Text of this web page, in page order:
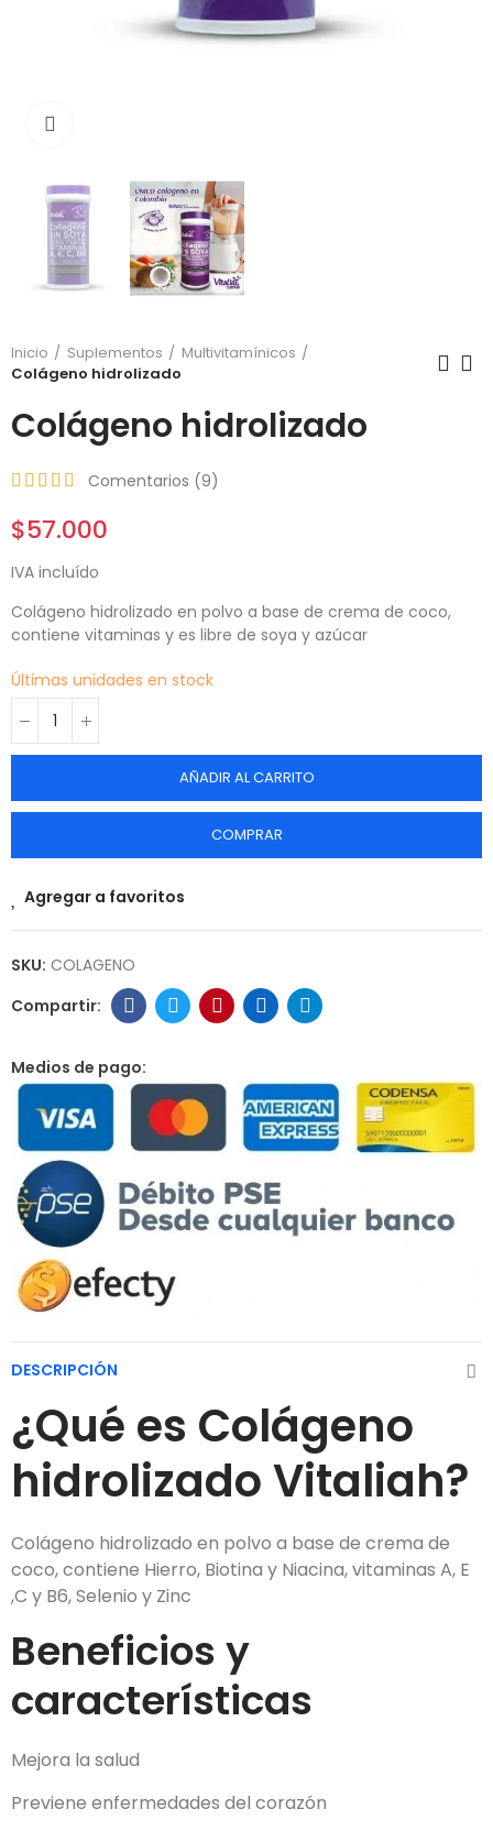
Inicio Suplementos
Multivitamínicos
Colágeno hidrolizado
Colágeno hidrolizado
Comentarios (9)
$57.000
IVA incluído
Colágeno hidrolizado en polvo a base de crema de coco,
contiene vitaminas y es libre de soya y azúcar
Últimas unidades en stock
AÑADIR AL CARRITO
COMPRAR
Agregar a favoritos
SKU: COLAGENO
Medios de pago:
DESCRIPCIÓN
¿Qué es Colágeno
hidrolizado Vitaliah?
Colágeno hidrolizado en polvo a base de crema de
coco, contiene Hierro, Biotina y Niacina, vitaminas A, E
,C y B6, Selenio y Zinc
Beneficios y
características
Mejora la salud
Previene enfermedades del corazón